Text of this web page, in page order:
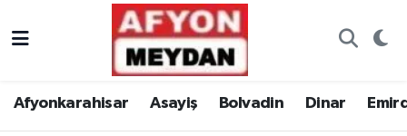
Afyonkarahisar Asayiş Bolvadin Dinar
Nöbetçi Eczaneler